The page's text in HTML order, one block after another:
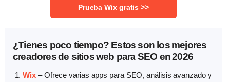
Prueba Wix gratis >>
¿Tienes poco tiempo? Estos son los mejores
creadores de sitios web para SEO en 2026
Wix – Ofrece varias apps para SEO, análisis avanzado y